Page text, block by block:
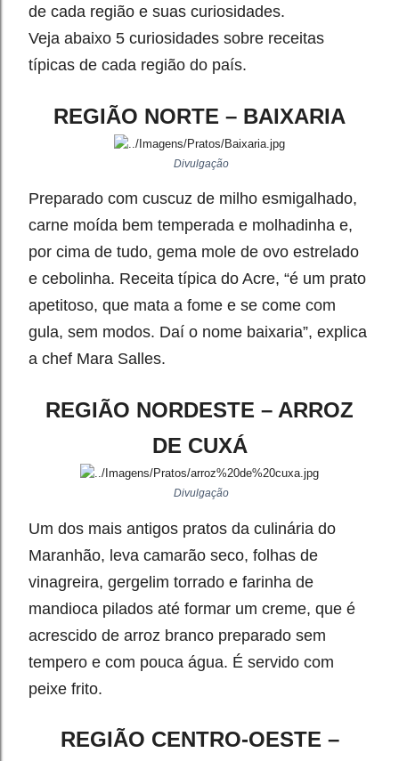
de cada região e suas curiosidades.
Veja abaixo 5 curiosidades sobre receitas
típicas de cada região do país.
REGIÃO NORTE – BAIXARIA
Divulgação
Preparado com cuscuz de milho esmigalhado,
carne moída bem temperada e molhadinha e,
por cima de tudo, gema mole de ovo estrelado
e cebolinha. Receita típica do Acre, “é um prato
apetitoso, que mata a fome e se come com
gula, sem modos. Daí o nome baixaria”, explica
a chef Mara Salles.
REGIÃO NORDESTE – ARROZ
DE CUXÁ
Divulgação
Um dos mais antigos pratos da culinária do
Maranhão, leva camarão seco, folhas de
vinagreira, gergelim torrado e farinha de
mandioca pilados até formar um creme, que é
acrescido de arroz branco preparado sem
tempero e com pouca água. É servido com
peixe frito.
REGIÃO CENTRO-OESTE –